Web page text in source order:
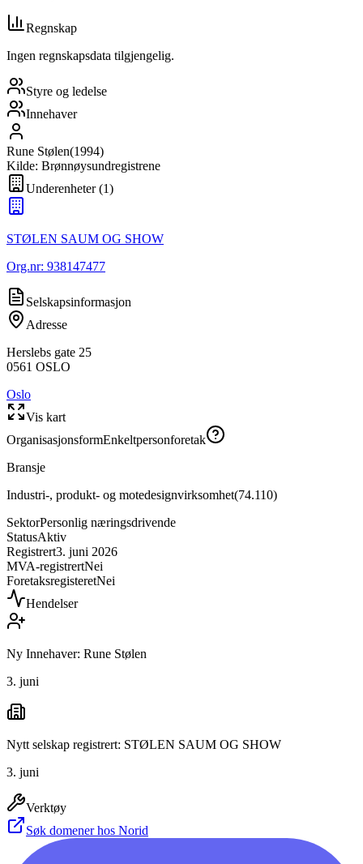
Regnskap
Ingen regnskapsdata tilgjengelig.
Styre og ledelse
Innehaver
Rune Stølen(1994)
Kilde: Brønnøysundregistrene
Underenheter(1)
STØLEN SAUM OG SHOW
Org.nr: 938147477
Selskapsinformasjon
Adresse
Herslebs gate 25
0561 OSLO
Oslo
Vis kart
OrganisasjonsformEnkeltpersonforetak
Bransje
Industri-, produkt- og motedesignvirksomhet(74.110)
SektorPersonlig næringsdrivende
StatusAktiv
Registrert3. juni 2026
MVA-registrertNei
ForetaksregisteretNei
Hendelser
Ny Innehaver: Rune Stølen
3. juni
Nytt selskap registrert: STØLEN SAUM OG SHOW
3. juni
Verktøy
Søk domener hos Norid